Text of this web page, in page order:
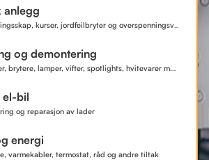
anlegg
og demontering
el-bil
og reparasjon av lader
energi
varmekabler, termostat, råd og andre tiltak